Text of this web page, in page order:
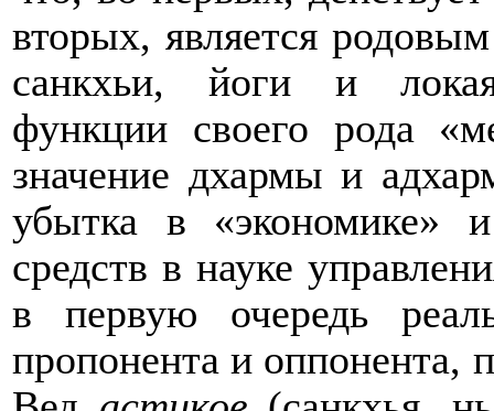
вторых, является
санкхьи, йоги и
функции своего рода
значение дхармы и
убытка в «экономике»
средств в науке
в первую очередь
пропонента и оппонента,